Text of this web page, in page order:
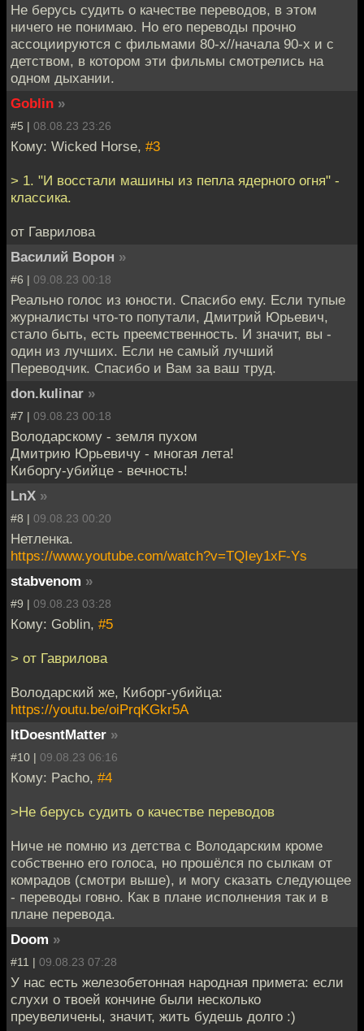
Не берусь судить о качестве переводов, в этом
ничего не понимаю. Но его переводы прочно
ассоциируются с фильмами 80-х//начала 90-х и с
детством, в котором эти фильмы смотрелись на
одном дыхании.
Goblin »
#5 | 08.08.23 23:26
Кому: Wicked Horse, #3
> 1. "И восстали машины из пепла ядерного огня" -
классика.
от Гаврилова
Василий Ворон »
#6 | 09.08.23 00:18
Реально голос из юности. Спасибо ему. Если тупые
журналисты что-то попутали, Дмитрий Юрьевич,
стало быть, есть преемственность. И значит, вы -
один из лучших. Если не самый лучший
Переводчик. Спасибо и Вам за ваш труд.
don.kulinar »
#7 | 09.08.23 00:18
Володарскому - земля пухом
Дмитрию Юрьевичу - многая лета!
Киборгу-убийце - вечность!
LnX »
#8 | 09.08.23 00:20
Нетленка.
https://www.youtube.com/watch?v=TQIey1xF-Ys
stabvenom »
#9 | 09.08.23 03:28
Кому: Goblin, #5
> от Гаврилова
Володарский же, Киборг-убийца:
https://youtu.be/oiPrqKGkr5A
ItDoesntMatter »
#10 | 09.08.23 06:16
Кому: Pacho, #4
>Не берусь судить о качестве переводов
Ниче не помню из детства с Володарским кроме
собственно его голоса, но прошёлся по сылкам от
комрадов (смотри выше), и могу сказать следующее
- переводы говно. Как в плане исполнения так и в
плане перевода.
Doom »
#11 | 09.08.23 07:28
У нас есть железобетонная народная примета: если
слухи о твоей кончине были несколько
преувеличены, значит, жить будешь долго :)